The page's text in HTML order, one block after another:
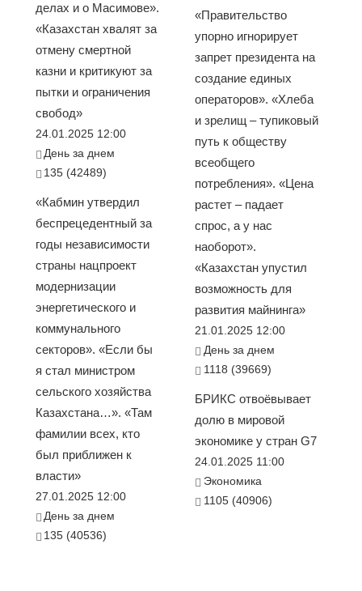
делах и о Масимове».
«Казахстан хвалят за
отмену смертной
казни и критикуют за
пытки и ограничения
свобод»
24.01.2025 12:00
День за днем
135 (42489)
«Кабмин утвердил
беспрецедентный за
годы независимости
страны нацпроект
модернизации
энергетического и
коммунального
секторов». «Если бы
я стал министром
сельского хозяйства
Казахстана…». «Там
фамилии всех, кто
был приближен к
власти»
27.01.2025 12:00
День за днем
135 (40536)
«Правительство
упорно игнорирует
запрет президента на
создание единых
операторов». «Хлеба
и зрелищ – тупиковый
путь к обществу
всеобщего
потребления». «Цена
растет – падает
спрос, а у нас
наоборот».
«Казахстан упустил
возможность для
развития майнинга»
21.01.2025 12:00
День за днем
1118 (39669)
БРИКС отвоёвывает
долю в мировой
экономике у стран G7
24.01.2025 11:00
Экономика
1105 (40906)